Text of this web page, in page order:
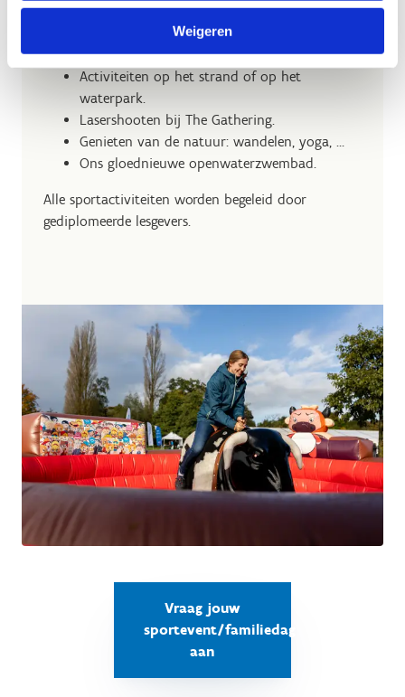
Weigeren
Outdoorsporten: mountainbike,
boogschieten, klimmen, hoogtouwenparcours
of archery tag.
Activiteiten op het strand of op het
waterpark.
Lasershooten bij The Gathering.
Genieten van de natuur: wandelen, yoga, …
Ons gloednieuwe openwaterzwembad.
Alle sportactiviteiten worden begeleid door
gediplomeerde lesgevers.
Vraag jouw
sportevent/familiedag
aan